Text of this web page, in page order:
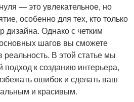
— это увлекательное, но
особенно для тех, кто только
дизайна. Однако с четким
шагов вы сможете
реальность. В этой статье мы
к созданию интерьера,
ошибок и сделать ваш
и красивым.